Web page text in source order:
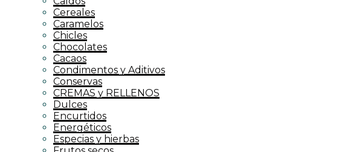
Cereales
Caramelos
Chicles
Chocolates
Cacaos
Condimentos y Aditivos
Conservas
CREMAS y RELLENOS
Dulces
Encurtidos
Energéticos
Especias y hierbas